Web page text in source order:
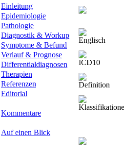
Einleitung
Epidemiologie
Pathologie
Diagnostik & Workup
Symptome & Befund
Verlauf & Prognose
Differentialdiagnosen
Therapien
Referenzen
Editorial
Kommentare
Auf einen Blick
Englisch
ICD10
Definition